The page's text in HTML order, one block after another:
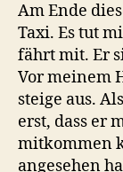
Am Ende
Taxi. Es tut
fährt mit. Er
Vor meinem
steige aus.
erst, dass er
mitkommen
angesehen